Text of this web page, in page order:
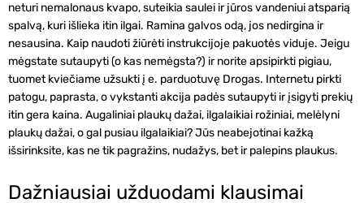
neturi nemalonaus kvapo, suteikia saulei ir jūros vandeniui atsparią
spalvą, kuri išlieka itin ilgai. Ramina galvos odą, jos nedirgina ir
nesausina. Kaip naudoti žiūrėti instrukcijoje pakuotės viduje. Jeigu
mėgstate sutaupyti (o kas nemėgsta?) ir norite apsipirkti pigiau,
tuomet kviečiame užsukti į e. parduotuvę Drogas. Internetu pirkti
patogu, paprasta, o vykstanti akcija padės sutaupyti ir įsigyti prekių
itin gera kaina. Augaliniai plaukų dažai, ilgalaikiai rožiniai, melėlyni
plaukų dažai, o gal pusiau ilgalaikiai? Jūs neabejotinai kažką
išsirinksite, kas ne tik pagražins, nudažys, bet ir palepins plaukus.
Dažniausiai užduodami klausimai